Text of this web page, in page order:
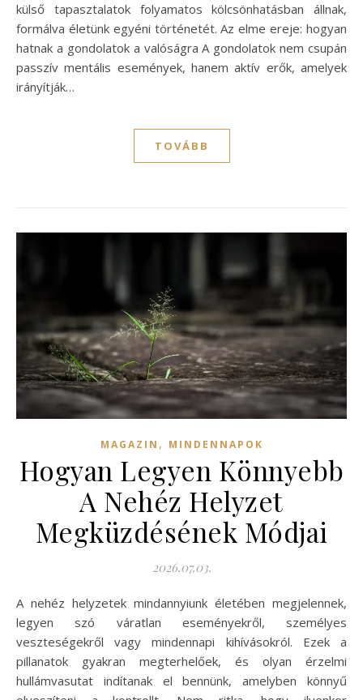
külső tapasztalatok folyamatos kölcsönhatásban állnak,
formálva életünk egyéni történetét. Az elme ereje: hogyan
hatnak a gondolatok a valóságra A gondolatok nem csupán
passzív mentális események, hanem aktív erők, amelyek
irányítják…
TOVÁBB
MAGAZIN , MINDENNAPOK
Hogyan Legyen Könnyebb
A Nehéz Helyzet
Megküzdésének Módjai
2026.07.03.
A nehéz helyzetek mindannyiunk életében megjelennek,
legyen szó váratlan eseményekről, személyes
veszteségekről vagy mindennapi kihívásokról. Ezek a
pillanatok gyakran megterhelőek, és olyan érzelmi
hullámvasutat indítanak el bennünk, amelyben könnyű